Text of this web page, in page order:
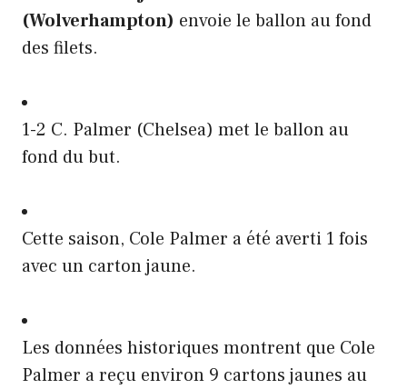
(Wolverhampton) envoie le ballon au fond
des filets.
1-2 C. Palmer (Chelsea) met le ballon au
fond du but.
Cette saison, Cole Palmer a été averti 1 fois
avec un carton jaune.
Les données historiques montrent que Cole
Palmer a reçu environ 9 cartons jaunes au